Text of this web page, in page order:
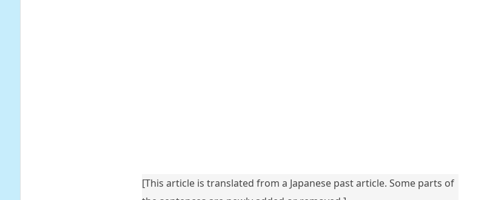
[This article is translated from a Japanese past article. Some parts of